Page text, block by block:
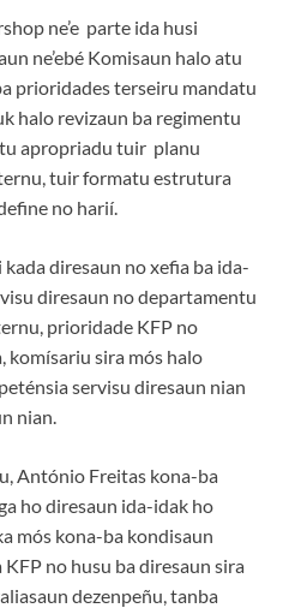
ne’e parte ida husi
ne’ebé Komisaun halo atu
prioridades terseiru mandatu
halo revizaun ba regimentu
apropriadu tuir planu
tuir formatu estrutura
no harií.
diresaun no xefia ba ida-
diresaun no departamentu
prioridade KFP no
sira mós halo
servisu diresaun nian
nian.
António Freitas kona-ba
ho diresaun ida-idak ho
mós kona-ba kondisaun
no husu ba diresaun sira
dezenpeñu, tanba